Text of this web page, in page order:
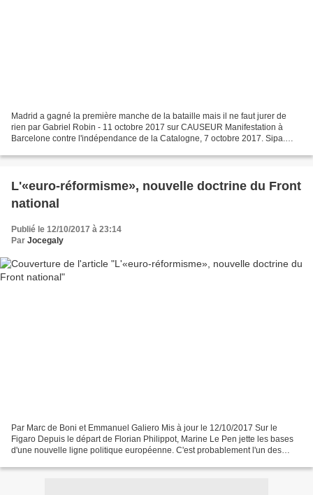
Madrid a gagné la première manche de la bataille mais il ne faut jurer de
rien par Gabriel Robin - 11 octobre 2017 sur CAUSEUR Manifestation à
Barcelone contre l'indépendance de la Catalogne, 7 octobre 2017. Sipa.
L'«euro-réformisme», nouvelle doctrine du Front
national
Publié le 12/10/2017 à 23:14
Par Jocegaly
Par Marc de Boni et Emmanuel Galiero Mis à jour le 12/10/2017 Sur le
Figaro Depuis le départ de Florian Philippot, Marine Le Pen jette les bases
d'une nouvelle ligne politique européenne. C'est probablement l'un des